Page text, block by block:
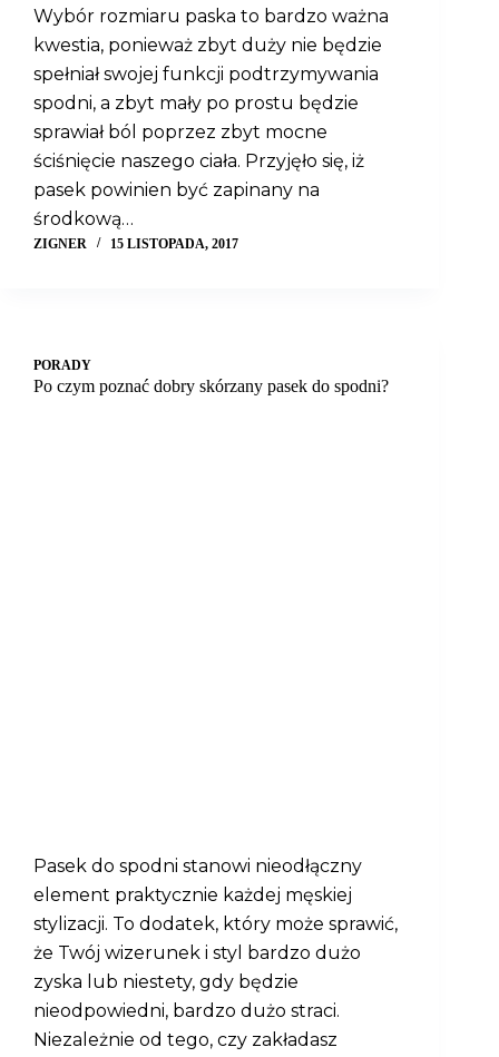
Wybór rozmiaru paska to bardzo ważna
kwestia, ponieważ zbyt duży nie będzie
spełniał swojej funkcji podtrzymywania
spodni, a zbyt mały po prostu będzie
sprawiał ból poprzez zbyt mocne
ściśnięcie naszego ciała. Przyjęło się, iż
pasek powinien być zapinany na
środkową…
ZIGNER 15 LISTOPADA, 2017
PORADY
Po czym poznać dobry skórzany pasek do spodni?
Pasek do spodni stanowi nieodłączny
element praktycznie każdej męskiej
stylizacji. To dodatek, który może sprawić,
że Twój wizerunek i styl bardzo dużo
zyska lub niestety, gdy będzie
nieodpowiedni, bardzo dużo straci.
Niezależnie od tego, czy zakładasz